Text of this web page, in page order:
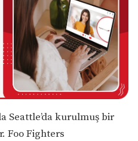
Seattle’da kurulmuş bir
Foo Fighters